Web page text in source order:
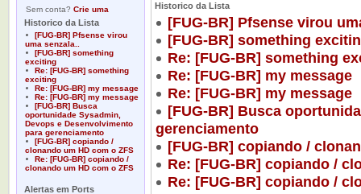
Sem conta? Crie uma
Historico da Lista
[FUG-BR] Pfsense virou
uma senzala..
[FUG-BR] something
exciting
Re: [FUG-BR] something
exciting
Re: [FUG-BR] my message
Re: [FUG-BR] my message
[FUG-BR] Busca
oportunidade Sysadmin,
Devops e Desenvolvimento
para gerenciamento
[FUG-BR] copiando /
clonando um HD com o ZFS
Re: [FUG-BR] copiando /
clonando um HD com o ZFS
Alertas em Ports
Historico da Lista
[FUG-BR] Pfsense virou
[FUG-BR] something
Re: [FUG-BR] something
Re: [FUG-BR] my message
Re: [FUG-BR] my message
[FUG-BR] Busca
gerenciamento
[FUG-BR] copiando /
Re: [FUG-BR] copiando /
Re: [FUG-BR] copiando /